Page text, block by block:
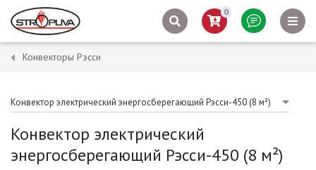
0
Конвекторы Рэсси
Конвектор электрический энергосберегающий Рэсси-450 (8 м²)
Конвектор электрический
энергосберегающий Рэсси-450 (8 м²)